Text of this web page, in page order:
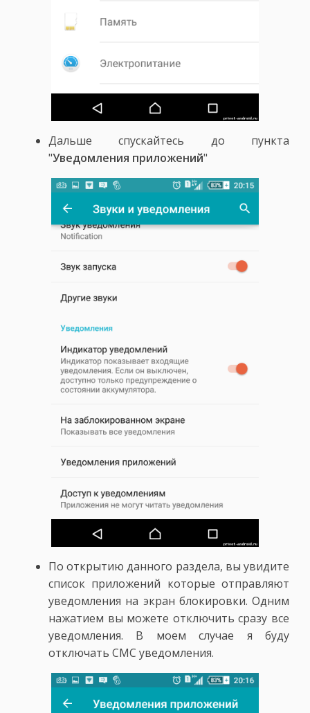
Дальше спускайтесь до пункта
"Уведомления приложений"
По открытию данного раздела, вы увидите
список приложений которые отправляют
уведомления на экран блокировки. Одним
нажатием вы можете отключить сразу все
уведомления. В моем случае я буду
отключать СМС уведомления.